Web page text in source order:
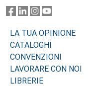
LA TUA OPINIONE
CATALOGHI
CONVENZIONI
LAVORARE CON NOI
LIBRERIE